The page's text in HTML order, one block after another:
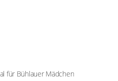
für Bühlauer Mädchen